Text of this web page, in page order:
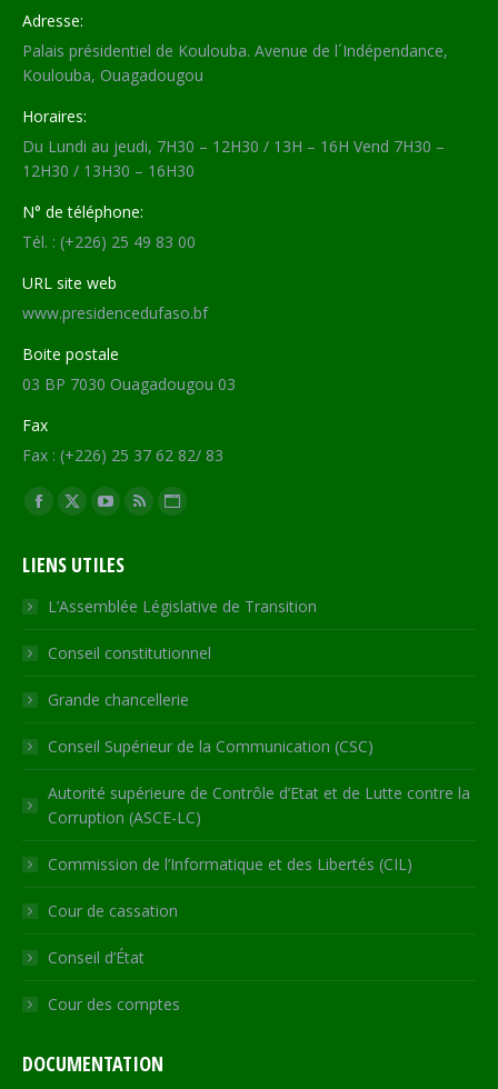
Adresse:
Palais présidentiel de Koulouba. Avenue de l´Indépendance,
Koulouba, Ouagadougou
Horaires:
Du Lundi au jeudi, 7H30 – 12H30 / 13H – 16H Vend 7H30 –
12H30 / 13H30 – 16H30
N° de téléphone:
Tél. : (+226) 25 49 83 00
URL site web
www.presidencedufaso.bf
Boite postale
03 BP 7030 Ouagadougou 03
Fax
Fax : (+226) 25 37 62 82/ 83
Trouvez nous sur :
Facebook
opens
in
new
window
X
opens
in
new
window
YouTube
opens
in
new
window
RSS
in
new
window
Site
opens
in
new
LIENS UTILES
L’Assemblée Législative de Transition
Conseil constitutionnel
Grande chancellerie
Conseil Supérieur de la Communication (CSC)
Autorité supérieure de Contrôle d’Etat et de Lutte contre la
Corruption (ASCE-LC)
Commission de l’Informatique et des Libertés (CIL)
Cour de cassation
Conseil d’État
Cour des comptes
DOCUMENTATION